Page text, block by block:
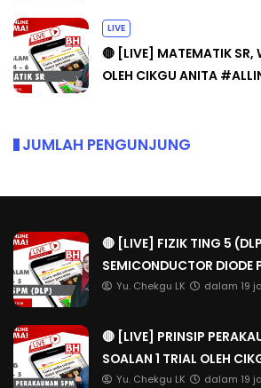
LIVE
🔴 [LIVE] MATEMATIK SR,
OLEH CIKGU ANITA
JUMLAH PENGUNJUNG
🔴 [LIVE] FIZIK TING 5
SEMICONDUCTOR DIODE
Yu. Chekgu LK dalam 19
🔴 [LIVE] PRINSIP
SOALAN 1 TRIAL OLEH
Yu. Chekgu LK dalam 19